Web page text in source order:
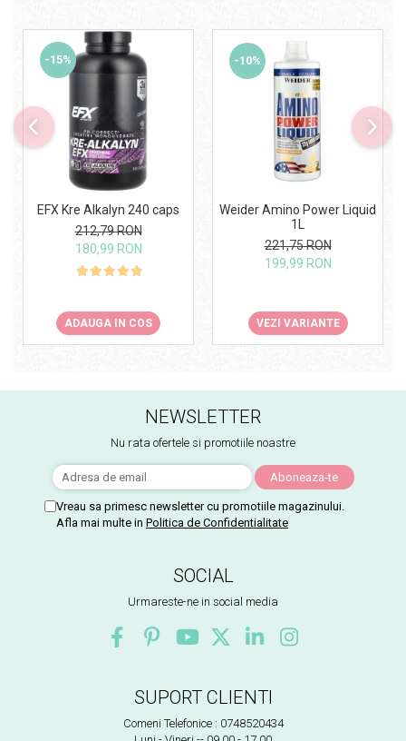
-15%
EFX Kre Alkalyn 240 caps
212,79 RON
180,99 RON
ADAUGA IN COS
-10%
Weider Amino Power Liquid
1L
221,75 RON
199,99 RON
VEZI VARIANTE
NEWSLETTER
Nu rata ofertele si promotiile noastre
Vreau sa primesc newsletter cu promotiile magazinului.
Afla mai multe in Politica de Confidentialitate
SOCIAL
Urmareste-ne in social media
SUPORT CLIENTI
Comeni Telefonice : 0748520434